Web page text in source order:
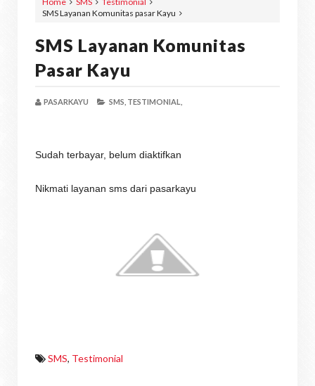
SMS Layanan Komunitas pasar Kayu
SMS Layanan Komunitas
Pasar Kayu
PASARKAYU SMS, TESTIMONIAL,
Sudah terbayar, belum diaktifkan
Nikmati layanan sms dari pasarkayu
SMS, Testimonial